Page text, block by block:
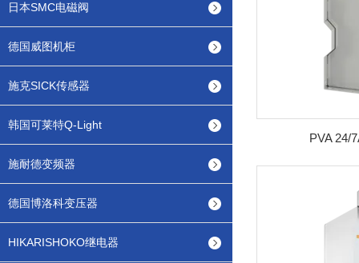
日本SMC电磁阀
德国威图机柜
施克SICK传感器
韩国可莱特Q-Light
施耐德变频器
德国博洛科变压器
HIKARISHOKO继电器
PVA 24/